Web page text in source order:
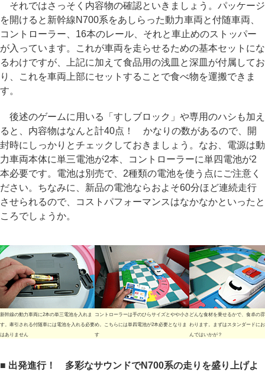
それではさっそく内容物の確認といきましょう。パッケージ
を開けると新幹線N700系をあしらった動力車両と付随車両、
コントローラー、16本のレール、それと車止めのストッパー
が入っています。これが車両を走らせるための基本セットにな
るわけですが、上記に加えて食品用の浅皿と深皿が付属してお
り、これを車両上部にセットすることで食べ物を運搬できま
す。
後述のゲームに用いる「すしブロック」や専用のハシも加え
ると、内容物はなんと計40点！ かなりの数があるので、開
封時にしっかりとチェックしておきましょう。なお、電源は動
力車両本体に単三電池が2本、コントローラーに単四電池が2
本必要です。電池は別売で、2種類の電池を使う点にご注意く
ださい。ちなみに、新品の電池ならおよそ60分ほど連続走行
させられるので、コストパフォーマンスはなかなかといったと
ころでしょうか。
新幹線の動力車両に2本の単三電池を入れま
す。牽引される付随車には電池を入れる必要
はありません
コントローラーは手のひらサイズとやや小さ
め。こちらには単四電池が2本必要となりま
す
どんな食材を乗せるかで、食卓の
わります。まずはスタンダードに
んではいかが？
■ 出発進行！ 多彩なサウンドでN700系の走りを盛り上げよ